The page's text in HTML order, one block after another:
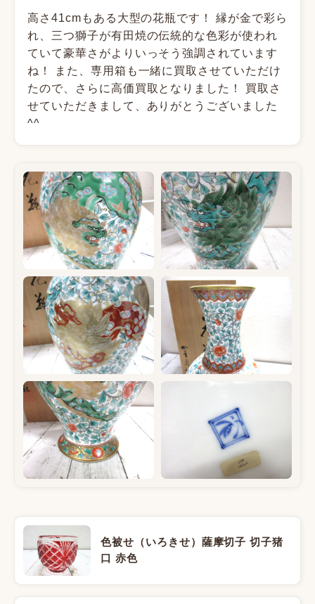
高さ41cmもある大型の花瓶です！縁が金で彩ら
れ、三つ獅子が有田焼の伝統的な色彩が使われ
ていて豪華さがよりいっそう強調されています
ね！
また、専用箱も一緒に買取させていただけ
たので、さらに高価買取となりました！ 買取さ
せていただきまして、ありがとうございました
^^
色被せ（いろきせ）薩摩切子 切子猪
口 赤色